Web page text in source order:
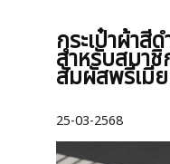
กระเป๋าผ้า
สำหรับสมา
สัมผัสพรีเมี
25-03-2568